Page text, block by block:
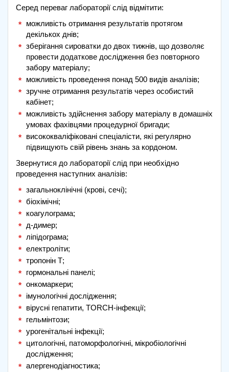
Серед переваг лабораторії слід відмітити:
можливість отримання результатів протягом
декількох днів;
зберігання сироватки до двох тижнів, що дозволяє
провести додаткове дослідження без повторного
забору матеріалу;
можливість проведення понад 500 видів аналізів;
зручне отримання результатів через особистий
кабінет;
можливість здійснення забору матеріалу в домашніх
умовах фахівцями процедурної бригади;
висококваліфіковані спеціалісти, які регулярно
підвищують свій рівень знань за кордоном.
Звернутися до лабораторії слід при необхідно
проведення наступних аналізів:
загальноклінічні (крові, сечі);
біохімічні;
коагулограма;
д-димер;
ліпідограма;
електроліти;
тропонін Т;
гормональні панелі;
онкомаркери;
імунологічні дослідження;
вірусні гепатити, TORCH-інфекції;
гельмінтози;
урогенітальні інфекції;
цитологічні, патоморфологічні, мікробіологічні
дослідження;
алергенодіагностика;